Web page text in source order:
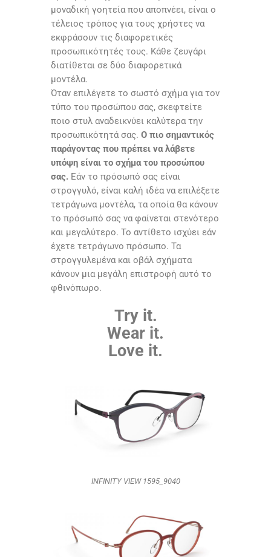
μοναδική γοητεία που αποπνέει, είναι ο
τέλειος τρόπος για τους χρήστες να
εκφράσουν τις διαφορετικές
προσωπικότητές τους. Κάθε ζευγάρι
διατίθεται σε δύο διαφορετικά
μοντέλα.
Όταν επιλέγετε το σωστό σχήμα για τον
τύπο του προσώπου σας, σκεφτείτε
ποιο στυλ αναδεικνύει καλύτερα την
προσωπικότητά σας. Ο πιο σημαντικός
παράγοντας που πρέπει να λάβετε
υπόψη είναι το σχήμα του προσώπου
σας. Εάν το πρόσωπό σας είναι
στρογγυλό, είναι καλή ιδέα να επιλέξετε
τετράγωνα μοντέλα, τα οποία θα κάνουν
το πρόσωπό σας να φαίνεται στενότερο
και μεγαλύτερο. Το αντίθετο ισχύει εάν
έχετε τετράγωνο πρόσωπο. Τα
στρογγυλεμένα και οβάλ σχήματα
κάνουν μια μεγάλη επιστροφή αυτό το
φθινόπωρο.
Try it.
Wear it.
Love it.
INFINITY VIEW 1595_9040